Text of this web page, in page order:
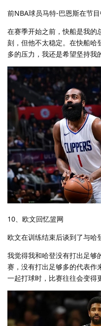
前NBA球员马特-巴恩斯在节
在赛季开始之前，快船是我的
刻，但他不太稳定。在快船哈
多的压力，我还是希望坚持我
10、欧文回忆篮网
欧文在训练结束后谈到了与哈
我觉得我和哈登没有打出足够
赛，没有打出足够多的代表作
一起打球时，比赛往往会变得